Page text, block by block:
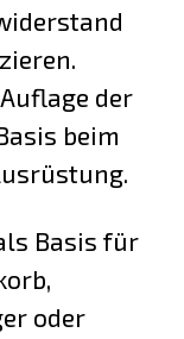
der
beim
Basis für
oder